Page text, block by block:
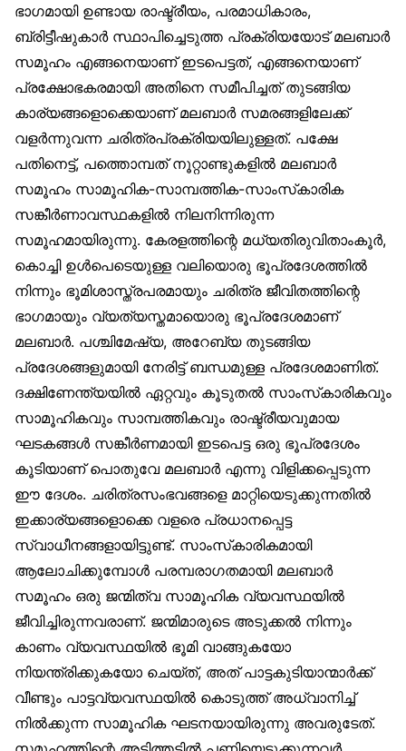
ഭാഗമായി ഉണ്ടായ രാഷ്ട്രീയം, പരമാധികാരം,
ബ്രിട്ടീഷുകാർ സ്ഥാപിച്ചെടുത്ത പ്രക്രിയയോട് മലബാർ
സമൂഹം എങ്ങനെയാണ് ഇടപെട്ടത്, എങ്ങനെയാണ്
പ്രക്ഷോഭകരമായി അതിനെ സമീപിച്ചത് തുടങ്ങിയ
കാര്യങ്ങളൊക്കെയാണ് മലബാർ സമരങ്ങളിലേക്ക്
വളർന്നുവന്ന ചരിത്രപ്രക്രിയയിലുള്ളത്. പക്ഷേ
പതിനെട്ട്, പത്തൊമ്പത് നൂറ്റാണ്ടുകളിൽ മലബാർ
സമൂഹം സാമൂഹിക-സാമ്പത്തിക-സാംസ്‌കാരിക
സങ്കീർണാവസ്ഥകളിൽ നിലനിന്നിരുന്ന
സമൂഹമായിരുന്നു. കേരളത്തിന്റെ മധ്യതിരുവിതാംകൂർ,
കൊച്ചി ഉൾപെടെയുള്ള വലിയൊരു ഭൂപ്രദേശത്തിൽ
നിന്നും ഭൂമിശാസ്ത്രപരമായും ചരിത്ര ജീവിതത്തിന്റെ
ഭാഗമായും വ്യത്യസ്തമായൊരു ഭൂപ്രദേശമാണ്
മലബാർ. പശ്ചിമേഷ്യ, അറേബ്യ തുടങ്ങിയ
പ്രദേശങ്ങളുമായി നേരിട്ട് ബന്ധമുള്ള പ്രദേശമാണിത്.
ദക്ഷിണേന്ത്യയിൽ ഏറ്റവും കൂടുതൽ സാംസ്‌കാരികവും
സാമൂഹികവും സാമ്പത്തികവും രാഷ്ട്രീയവുമായ
ഘടകങ്ങൾ സങ്കീർണമായി ഇടപെട്ട ഒരു ഭൂപ്രദേശം
കൂടിയാണ് പൊതുവേ മലബാർ എന്നു വിളിക്കപ്പെടുന്ന
ഈ ദേശം. ചരിത്രസംഭവങ്ങളെ മാറ്റിയെടുക്കുന്നതിൽ
ഇക്കാര്യങ്ങളൊക്കെ വളരെ പ്രധാനപ്പെട്ട
സ്വാധീനങ്ങളായിട്ടുണ്ട്. സാംസ്‌കാരികമായി
ആലോചിക്കുമ്പോൾ പരമ്പരാഗതമായി മലബാർ
സമൂഹം ഒരു ജന്മിത്വ സാമൂഹിക വ്യവസ്ഥയിൽ
ജീവിച്ചിരുന്നവരാണ്. ജന്മിമാരുടെ അടുക്കൽ നിന്നും
കാണം വ്യവസ്ഥയിൽ ഭൂമി വാങ്ങുകയോ
നിയന്ത്രിക്കുകയോ ചെയ്ത്, അത് പാട്ടകുടിയാന്മാർക്ക്
വീണ്ടും പാട്ടവ്യവസ്ഥയിൽ കൊടുത്ത് അധ്വാനിച്ച്
നിൽക്കുന്ന സാമൂഹിക ഘടനയായിരുന്നു അവരുടേത്.